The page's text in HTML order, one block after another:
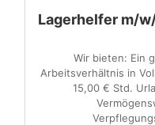
Lagerhelfer m/
Wir bieten: Ein
Arbeitsverhältnis in
15,00 € Std.